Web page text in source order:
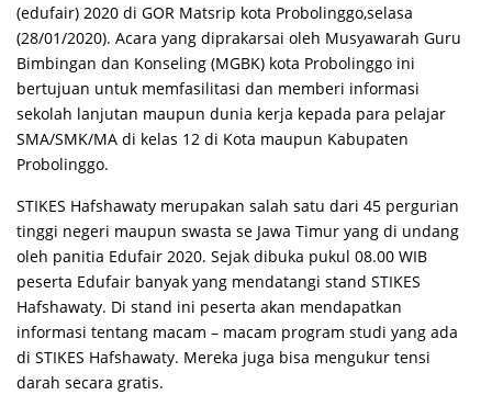
(edufair) 2020 di GOR Matsrip kota Probolinggo,selasa
(28/01/2020). Acara yang diprakarsai oleh Musyawarah Guru
Bimbingan dan Konseling (MGBK) kota Probolinggo ini
bertujuan untuk memfasilitasi dan memberi informasi
sekolah lanjutan maupun dunia kerja kepada para pelajar
SMA/SMK/MA di kelas 12 di Kota maupun Kabupaten
Probolinggo.
STIKES Hafshawaty merupakan salah satu dari 45 pergurian
tinggi negeri maupun swasta se Jawa Timur yang di undang
oleh panitia Edufair 2020. Sejak dibuka pukul 08.00 WIB
peserta Edufair banyak yang mendatangi stand STIKES
Hafshawaty. Di stand ini peserta akan mendapatkan
informasi tentang macam – macam program studi yang ada
di STIKES Hafshawaty. Mereka juga bisa mengukur tensi
darah secara gratis.